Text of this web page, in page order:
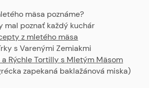
mäsa poznáme?
mal poznať každý kuchár
z mletého mäsa
s Varenými Zemiakmi
Rýchle Tortilly s Mletým Mäsom
zapekaná baklažánová miska)